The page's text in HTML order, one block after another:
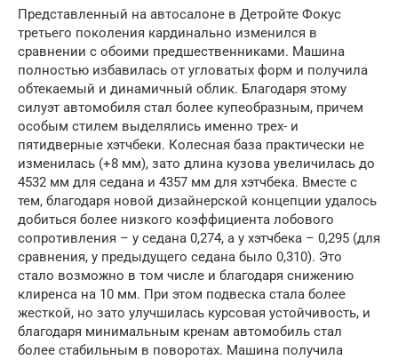
Представленный на автосалоне в Детройте Фокус
третьего поколения кардинально изменился в
сравнении с обоими предшественниками. Машина
полностью избавилась от угловатых форм и получила
обтекаемый и динамичный облик. Благодаря этому
силуэт автомобиля стал более купеобразным, причем
особым стилем выделялись именно трех- и
пятидверные хэтчбеки. Колесная база практически не
изменилась (+8 мм), зато длина кузова увеличилась до
4532 мм для седана и 4357 мм для хэтчбека. Вместе с
тем, благодаря новой дизайнерской концепции удалось
добиться более низкого коэффициента лобового
сопротивления – у седана 0,274, а у хэтчбека – 0,295 (для
сравнения, у предыдущего седана было 0,310). Это
стало возможно в том числе и благодаря снижению
клиренса на 10 мм. При этом подвеска стала более
жесткой, но зато улучшилась курсовая устойчивость, и
благодаря минимальным кренам автомобиль стал
более стабильным в поворотах. Машина получила